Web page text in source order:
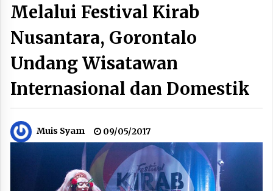
Melalui Festival Kirab
Nusantara, Gorontalo
Undang Wisatawan
Internasional dan Domestik
Muis Syam 09/05/2017